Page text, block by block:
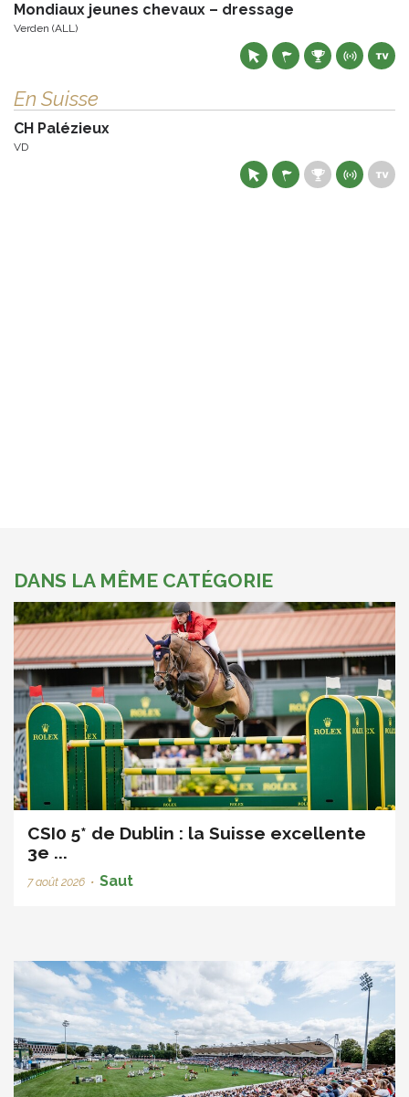
Mondiaux jeunes chevaux – dressage
Verden (ALL)
En Suisse
CH Palézieux
VD
DANS LA MÊME CATÉGORIE
CSI0 5* de Dublin : la Suisse excellente
3e ...
7 août 2026 • Saut